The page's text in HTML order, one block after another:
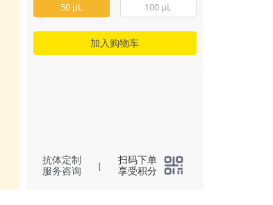
50 μL 100 μL
加入购物车
抗体定制
服务咨询
|
扫码下单
享受积分